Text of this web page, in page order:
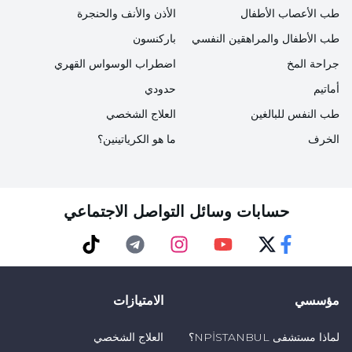
- الإمساك
- ارتفاع الكوليسترول
- نقص الكارنيتين
طب الأعصاب الأطفال
الأذن والأنف والحنجرة
طب الأطفال والمراهقين النفسي
جراحة المخ
أماتيم
طب النفس للبالغين
الخرف
باركنسون
اضطراب الوسواس القهري
حدودي
العلاج الشخصي
ما هو الكرياتينين؟
حسابات وسائل التواصل الاجتماعي
مؤسسي
لماذا مستشفى NPİSTANBUL؟
الامتيازات
العلاج الشخصي